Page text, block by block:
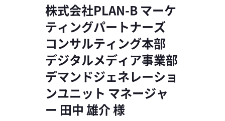
株式会社PLAN-B マーケ
ティングパートナーズ
コンサルティング本部
デジタルメディア事業部
デマンドジェネレーショ
ンユニット マネージャ
ー 田中 雄介 様